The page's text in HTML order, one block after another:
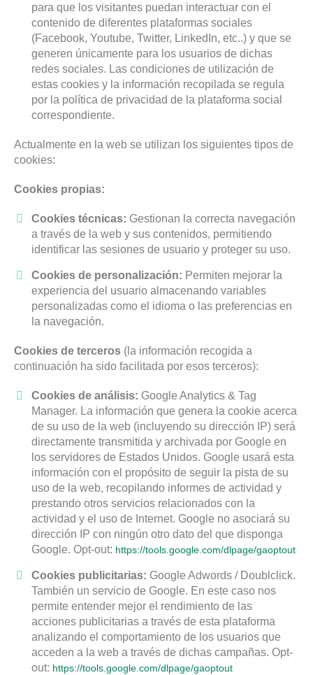
para que los visitantes puedan interactuar con el
contenido de diferentes plataformas sociales
(Facebook, Youtube, Twitter, LinkedIn, etc..) y que se
generen únicamente para los usuarios de dichas
redes sociales. Las condiciones de utilización de
estas cookies y la información recopilada se regula
por la política de privacidad de la plataforma social
correspondiente.
Actualmente en la web se utilizan los siguientes tipos de
cookies:
Cookies propias:
Cookies técnicas: Gestionan la correcta navegación
a través de la web y sus contenidos, permitiendo
identificar las sesiones de usuario y proteger su uso.
Cookies de personalización: Permiten mejorar la
experiencia del usuario almacenando variables
personalizadas como el idioma o las preferencias en
la navegación.
Cookies de terceros (la información recogida a
continuación ha sido facilitada por esos terceros):
Cookies de análisis: Google Analytics & Tag
Manager. La información que genera la cookie acerca
de su uso de la web (incluyendo su dirección IP) será
directamente transmitida y archivada por Google en
los servidores de Estados Unidos. Google usará esta
información con el propósito de seguir la pista de su
uso de la web, recopilando informes de actividad y
prestando otros servicios relacionados con la
actividad y el uso de Internet. Google no asociará su
dirección IP con ningún otro dato del que disponga
Google. Opt-out: https://tools.google.com/dlpage/gaoptout
Cookies publicitarias: Google Adwords / Doublclick.
También un servicio de Google. En este caso nos
permite entender mejor el rendimiento de las
acciones publicitarias a través de esta plataforma
analizando el comportamiento de los usuarios que
acceden a la web a través de dichas campañas. Opt-
out: https://tools.google.com/dlpage/gaoptout